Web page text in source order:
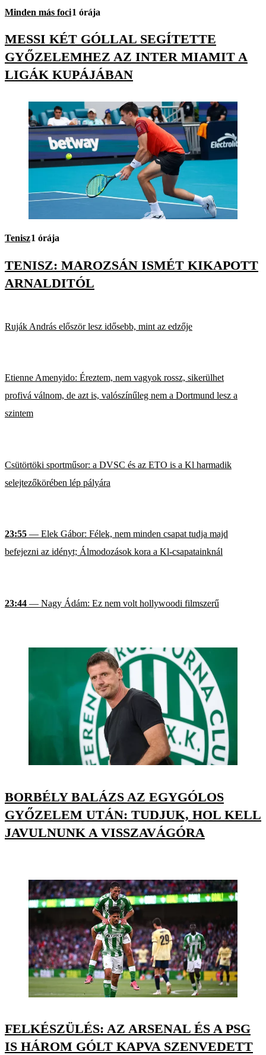
Minden más foci1 órája
MESSI KÉT GÓLLAL SEGÍTETTE
GYŐZELEMHEZ AZ INTER MIAMIT A
LIGÁK KUPÁJÁBAN
Tenisz1 órája
TENISZ: MAROZSÁN ISMÉT KIKAPOTT
ARNALDITÓL
Ruják András először lesz idősebb, mint az edzője
Etienne Amenyido: Éreztem, nem vagyok rossz, sikerülhet
profivá válnom, de azt is, valószínűleg nem a Dortmund lesz a
szintem
Csütörtöki sportműsor: a DVSC és az ETO is a Kl harmadik
selejtezőkörében lép pályára
23:55 — Elek Gábor: Félek, nem minden csapat tudja majd
befejezni az idényt; Álmodozások kora a Kl-csapatainknál
23:44 — Nagy Ádám: Ez nem volt hollywoodi filmszerű
BORBÉLY BALÁZS AZ EGYGÓLOS
GYŐZELEM UTÁN: TUDJUK, HOL KELL
JAVULNUNK A VISSZAVÁGÓRA
FELKÉSZÜLÉS: AZ ARSENAL ÉS A PSG
IS HÁROM GÓLT KAPVA SZENVEDETT